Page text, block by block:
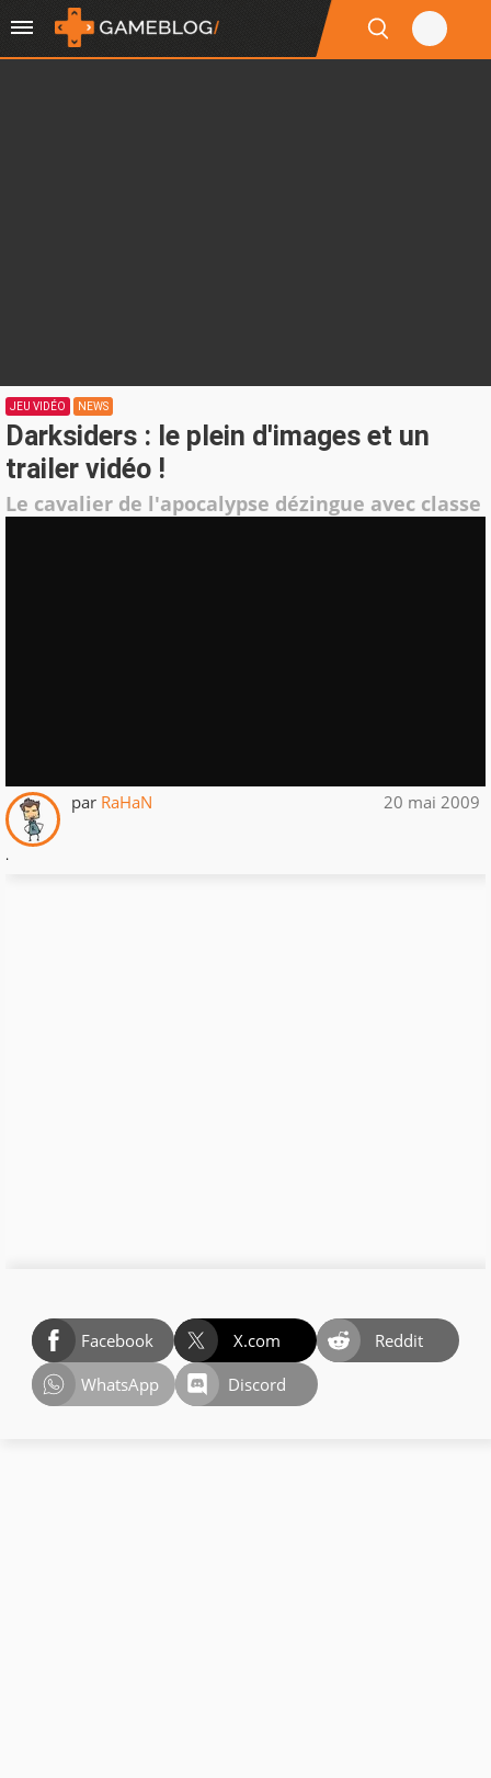
JEU VIDÉO NEWS
Darksiders : le plein d'images et un
trailer vidéo !
Le cavalier de l'apocalypse dézingue avec classe
par RaHaN 20 mai 2009
.
Facebook X.com
Reddit
WhatsApp
Discord